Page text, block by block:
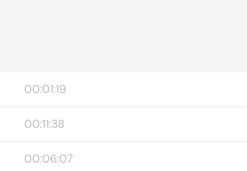
00:01:19
00:11:38
00:06:07